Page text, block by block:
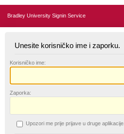
Bradley University Signin Service
Unesite korisničko ime i zaporku.
Korisničko ime:
Zaporka:
Upozori me prije prijave u druge aplikacije.